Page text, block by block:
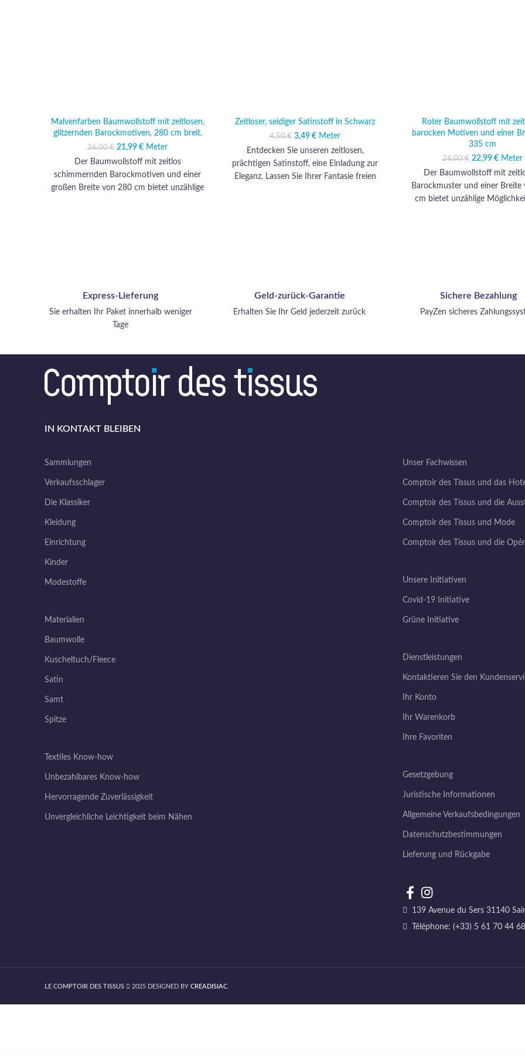
Malvenfarben Baumwollstoff mit zeitlosen,
glitzernden Barockmotiven, 280 cm breit.
26,00€ Ursprünglicher Preis war:
26,00 €
21,99 € Aktueller Preis ist:
21,99 €.
Meter
Der Baumwollstoff mit zeitlos
schimmernden Barockmotiven und einer
großen Breite von 280 cm bietet unzählige
Zuhause mit diesem exquisiten Stoff in
Zeitloser, seidiger Satinstoff in Schwarz
4,50€ Ursprünglicher Preis war:
4,50 €
3,49 € Aktueller Preis ist:
3,49 €.
Meter
Entdecken Sie unseren zeitlosen,
prächtigen Satinstoff, eine Einladung zur
Eleganz. Lassen Sie Ihrer Fantasie freien
Roter Baumwollstoff mit
barocken Motiven und einer
335 cm
26,00€
26,00
22,99 € Meter
Der Baumwollstoff mit
Barockmuster und einer Breite
cm bietet unzählige
einen luxuriösen Raum.
Express-Lieferung
Sie erhalten Ihr Paket innerhalb weniger
Tage
Geld-zurück-Garantie
Erhalten Sie Ihr Geld jederzeit zurück
Sichere Bezahlung
PayZen sicheres
IN KONTAKT BLEIBEN
Sammlungen
Verkaufsschlager
Die Klassiker
Kleidung
Einrichtung
Kinder
Modestoffe
Materialien
Baumwolle
Kuscheltuch/Fleece
Satin
Samt
Spitze
Textiles Know-how
Unbezahlbares Know-how
Hervorragende Zuverlässigkeit
Unvergleichliche Leichtigkeit beim Nähen
Unser Fachwissen
Comptoir des Tissus und das
Comptoir des Tissus und die
Comptoir des Tissus und Mode
Comptoir des Tissus und die
Unsere Initiativen
Covid-19 Initiative
Grüne Initiative
Dienstleistungen
Kontaktieren Sie den
Ihr Konto
Ihr Warenkorb
Ihre Favoriten
Gesetzgebung
Juristische Informationen
Allgemeine Verkaufsbedingungen
Datenschutzbestimmungen
Lieferung und Rückgabe
139 Avenue du Sers 31140
Téléphone: (+33) 5 61 70 44 68
LE COMPTOIR DES TISSUS 2025 DESIGNED BY CREADISIAC